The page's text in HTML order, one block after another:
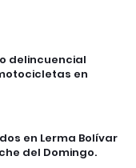
delincuencial
en
en Lerma Bolívar
del Domingo.